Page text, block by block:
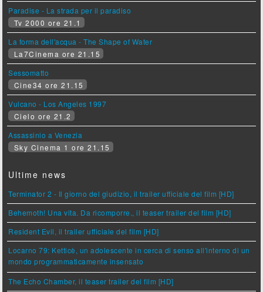
Paradise - La strada per il paradiso
Tv 2000 ore 21.1
La forma dell'acqua - The Shape of Water
La7Cinema ore 21.15
Sessomatto
Cine34 ore 21.15
Vulcano - Los Angeles 1997
Cielo ore 21.2
Assassinio a Venezia
Sky Cinema 1 ore 21.15
Ultime news
Terminator 2 - Il giorno del giudizio, il trailer ufficiale del film [HD]
Behemoth! Una vita. Da ricomporre., il teaser trailer del film [HD]
Resident Evil, il trailer ufficiale del film [HD]
Locarno 79: Ketticè, un adolescente in cerca di senso all'interno di un
mondo programmaticamente insensato
The Echo Chamber, il teaser trailer del film [HD]